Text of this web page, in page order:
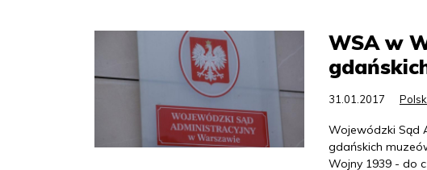
WSA w
31.01.2017
Wojewódzki Sąd
gdańskich
Wojny 1939 - do